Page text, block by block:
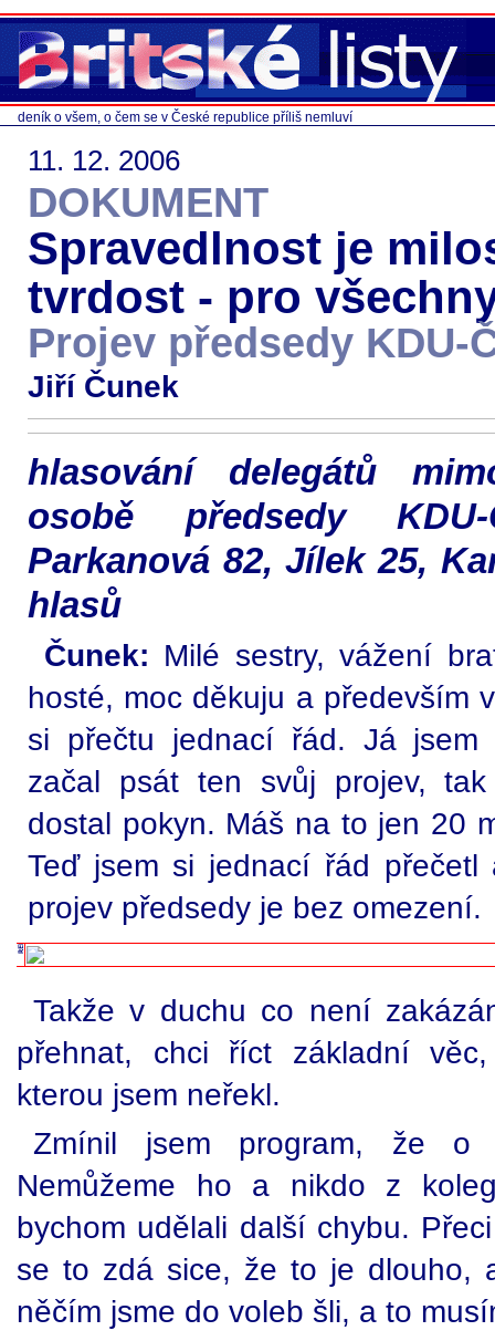
deník o všem, o čem se v České republice příliš nemluví
11. 12. 2006
DOKUMENT
Spravedlnost je
tvrdost - pro
Projev předsedy KDU-
Jiří Čunek
hlasování delegátů
osobě předsedy
Parkanová 82, Jílek 25,
hlasů
Čunek: Milé sestry, vážení
hosté, moc děkuju a především
si přečtu jednací řád. Já jsem
začal psát ten svůj projev,
dostal pokyn. Máš na to jen 20
Teď jsem si jednací řád
projev předsedy je bez omezení.
Takže v duchu co není
přehnat, chci říct základní
kterou jsem neřekl.
Zmínil jsem program, že o
Nemůžeme ho a nikdo z
bychom udělali další chybu.
se to zdá sice, že to je dlouho,
něčím jsme do voleb šli, a to